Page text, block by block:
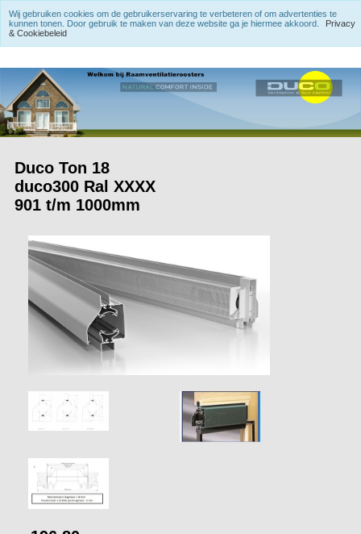
Duco Ton 18
duco300 Ral XXXX
901 t/m 1000mm
Wij gebruiken cookies om de gebruikerservaring te verbeteren of om advertenties te
kunnen tonen. Door gebruik te maken van deze website ga je hiermee akkoord.
Privacy
& Cookiebeleid